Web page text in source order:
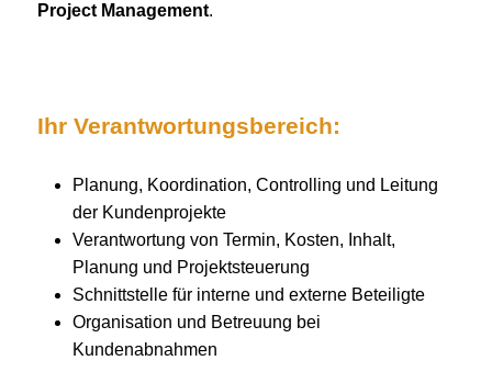
Project Management.
Ihr Verantwortungsbereich:
Planung, Koordination, Controlling und Leitung
der Kundenprojekte
Verantwortung von Termin, Kosten, Inhalt,
Planung und Projektsteuerung
Schnittstelle für interne und externe Beteiligte
Organisation und Betreuung bei
Kundenabnahmen